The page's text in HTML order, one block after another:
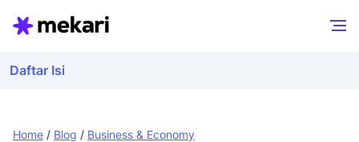
Home / Blog / Business & Economy
Daftar Isi